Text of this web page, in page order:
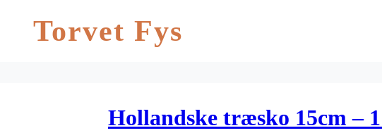
Torvet Fys
Hollandske træsko 15cm –